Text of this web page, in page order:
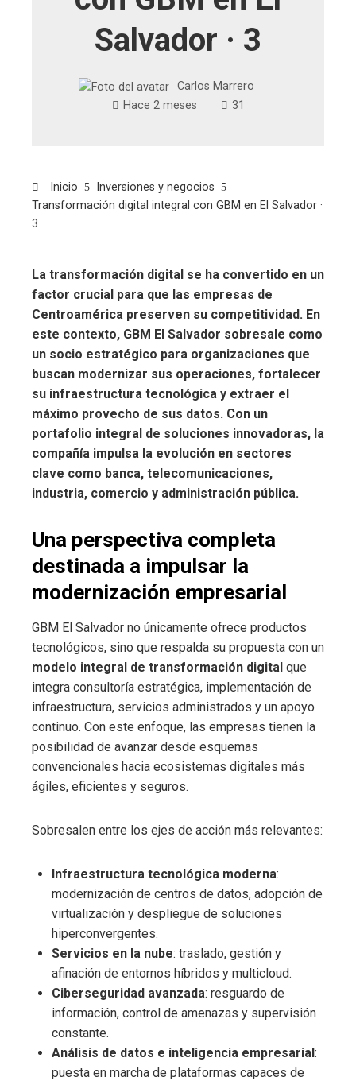
Salvador · 3
Carlos Marrero
Hace 2 meses
31
Inicio
Inversiones y negocios
Transformación digital integral con GBM en El Salvador ·
3
La transformación digital se ha convertido en un
factor crucial para que las empresas de
Centroamérica preserven su competitividad. En
este contexto, GBM El Salvador sobresale como
un socio estratégico para organizaciones que
buscan modernizar sus operaciones, fortalecer
su infraestructura tecnológica y extraer el
máximo provecho de sus datos. Con un
portafolio integral de soluciones innovadoras, la
compañía impulsa la evolución en sectores
clave como banca, telecomunicaciones,
industria, comercio y administración pública.
Una perspectiva completa
destinada a impulsar la
modernización empresarial
GBM El Salvador no únicamente ofrece productos
tecnológicos, sino que respalda su propuesta con un
modelo integral de transformación digital que
integra consultoría estratégica, implementación de
infraestructura, servicios administrados y un apoyo
continuo. Con este enfoque, las empresas tienen la
posibilidad de avanzar desde esquemas
convencionales hacia ecosistemas digitales más
ágiles, eficientes y seguros.
Sobresalen entre los ejes de acción más relevantes:
Infraestructura tecnológica moderna:
modernización de centros de datos, adopción de
virtualización y despliegue de soluciones
hiperconvergentes.
Servicios en la nube: traslado, gestión y
afinación de entornos híbridos y multicloud.
Ciberseguridad avanzada: resguardo de
información, control de amenazas y supervisión
constante.
Análisis de datos e inteligencia empresarial:
puesta en marcha de plataformas capaces de